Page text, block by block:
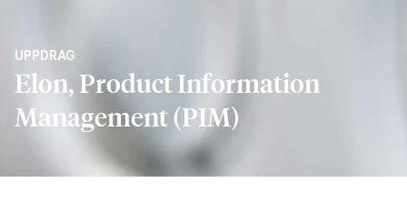
UPPDRAG
Elon, Product Information
Management (PIM)